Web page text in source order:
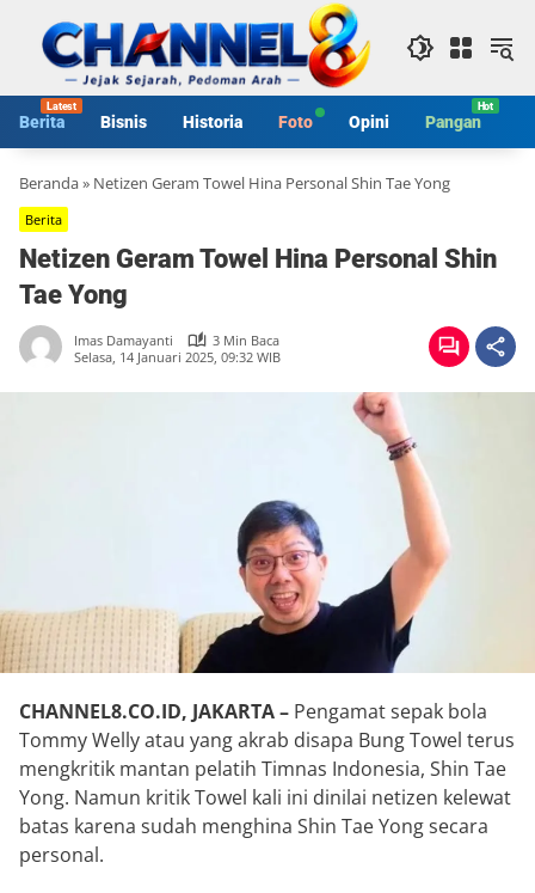
konten
Berita Bisnis Historia Foto Opini Pangan
Beranda» Netizen Geram Towel Hina Personal Shin Tae Yong
Berita
Netizen Geram Towel Hina Personal Shin
Tae Yong
Imas Damayanti
3 Min Baca
Selasa, 14 Januari 2025, 09:32 WIB
CHANNEL8.CO.ID, JAKARTA – Pengamat sepak bola
Tommy Welly atau yang akrab disapa Bung Towel terus
mengkritik mantan pelatih Timnas Indonesia, Shin Tae
Yong. Namun kritik Towel kali ini dinilai netizen kelewat
batas karena sudah menghina Shin Tae Yong secara
personal.